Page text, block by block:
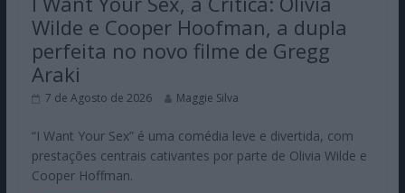
Wilde e Cooper Hoofman, a dupla
perfeita no novo filme de Gregg
Araki
7 de Agosto de 2026 Maggie Silva
“I Want Your Sex” é uma comédia leve e divertida, com
prestações centrais cativantes por parte de Olivia Wilde e
Cooper Hoffman.